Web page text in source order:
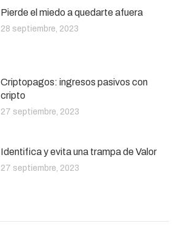
Pierde el miedo a quedarte afuera
28 septiembre, 2023
Criptopagos: ingresos pasivos con
cripto
27 septiembre, 2023
Identifica y evita una trampa de Valor
27 septiembre, 2023